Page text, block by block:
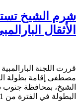
شرم الشيخ
الأثقال
قررت اللجنة
مصطفى إقامة بطولة
الشيخ، بمحافظة جنوب